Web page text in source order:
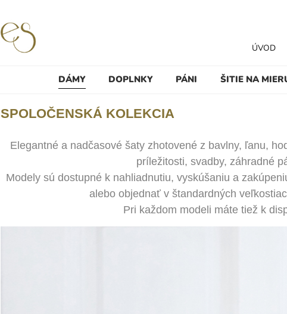
DÁMY DOPLNKY PÁNI ŠITIE NA
ÚVOD
SPOLOČENSKÁ KOLEKCIA
Elegantné a nadčasové šaty zhotovené z bavlny, ľanu,
príležitosti, svadby, záhradné
Modely sú dostupné k nahliadnutiu, vyskúšaniu a
alebo objednať v štandardných
Pri každom modeli máte tiež k